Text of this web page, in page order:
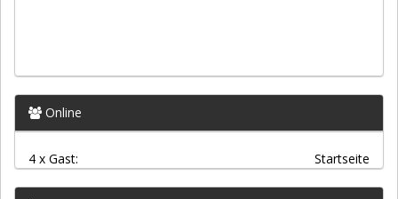
Online
4 x Gast: Startseite